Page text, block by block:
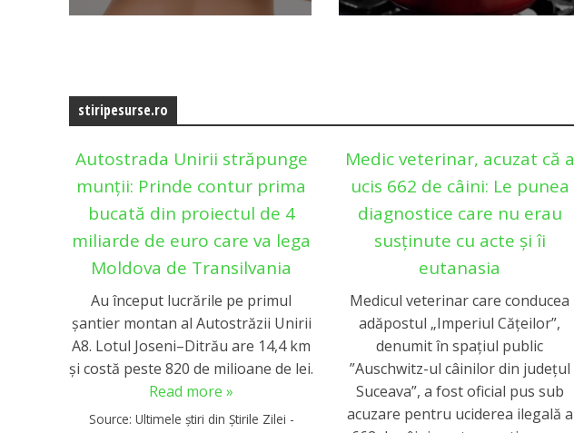
stiripesurse.ro
Autostrada Unirii străpunge
munții: Prinde contur prima
bucată din proiectul de 4
miliarde de euro care va lega
Moldova de Transilvania
Au început lucrările pe primul
șantier montan al Autostrăzii Unirii
A8. Lotul Joseni–Ditrău are 14,4 km
și costă peste 820 de milioane de lei.
Read more »
Source: Ultimele știri din Știrile Zilei -
Medic veterinar, acuzat că a
ucis 662 de câini: Le punea
diagnostice care nu erau
susținute cu acte și îi
eutanasia
Medicul veterinar care conducea
adăpostul „Imperiul Căţeilor”,
denumit în spaţiul public
”Auschwitz-ul câinilor din judeţul
Suceava”, a fost oficial pus sub
acuzare pentru uciderea ilegală a